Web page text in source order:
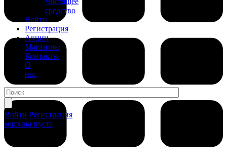
средство
Войти
Регистрация
Акции
Магазины
Контакты
О
нас
Войти Регистрация
корзина пуста